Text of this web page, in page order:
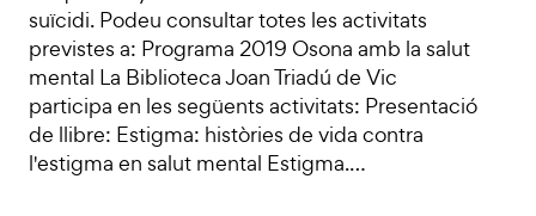
suïcidi. Podeu consultar totes les activitats
previstes a: Programa 2019 Osona amb la salut
mental La Biblioteca Joan Triadú de Vic
participa en les següents activitats: Presentació
de llibre: Estigma: històries de vida contra
l'estigma en salut mental Estigma.…